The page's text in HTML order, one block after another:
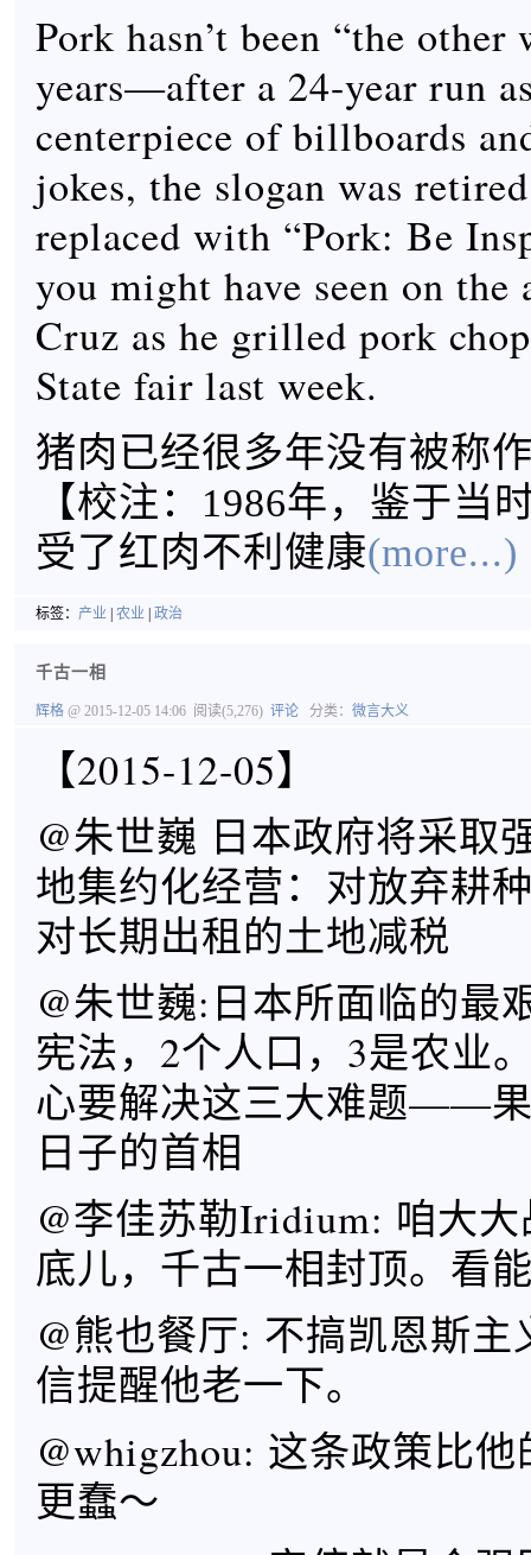
Pork hasn’t been “the
years—after a 24-year run
centerpiece of billboards
jokes, the slogan was
replaced with “Pork: Be
you might have seen on the
Cruz as he grilled pork
State fair last week.
猪肉已经很多年没有被称
【校注：1986年，鉴于当
受了红肉不利健康(more...)
标签： 产业 | 农业 | 政治
千古一相
辉格 @ 2015-12-05 14:06 阅读(5,276) 评论 分类： 微言大义
【2015-12-05】
@朱世巍 日本政府将采取
地集约化经营：对放弃耕
对长期出租的土地减税
@朱世巍:日本所面临的最
宪法，2个人口，3是农业
心要解决这三大难题——
日子的首相
@李佳苏勒Iridium: 咱大
底儿，千古一相封顶。看
@熊也餐厅: 不搞凯恩斯
信提醒他老一下。
@whigzhou: 这条政策比
更蠢～